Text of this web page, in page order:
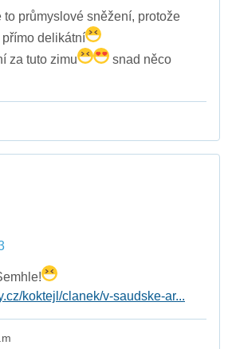
to průmyslové sněžení, protože
delikátní
za tuto zimu
snad něco
koktejl/clanek/v-saudske-ar...